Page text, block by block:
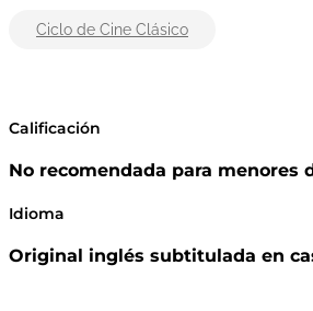
Ciclo de Cine Clásico
Calificación
No recomendada para menores
Idioma
Original inglés subtitulada en